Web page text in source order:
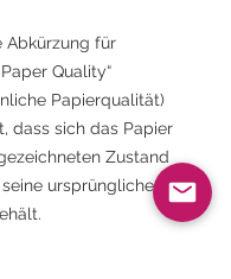
Abkürzung für
Quality“
Papierqualität)
dass sich das Papier
Zustand
ursprüngliche